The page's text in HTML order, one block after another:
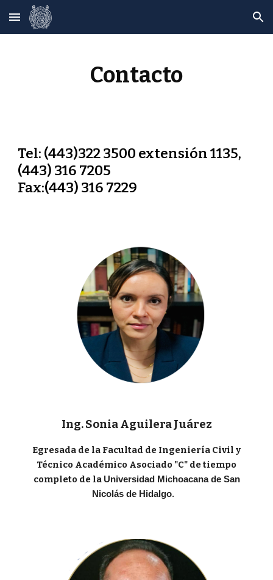
Skip to main content Skip to navigation
Contacto
Tel: (443)322 3500 extensión 1135,
(443) 316 7205
Fax:(443) 316 7229
Ing. Sonia Aguilera Juárez
Egresada de la Facultad de Ingeniería Civil y
Técnico Académico Asociado "C" de tiempo
completo de la Universidad Michoacana de San
Nicolás de Hidalgo.